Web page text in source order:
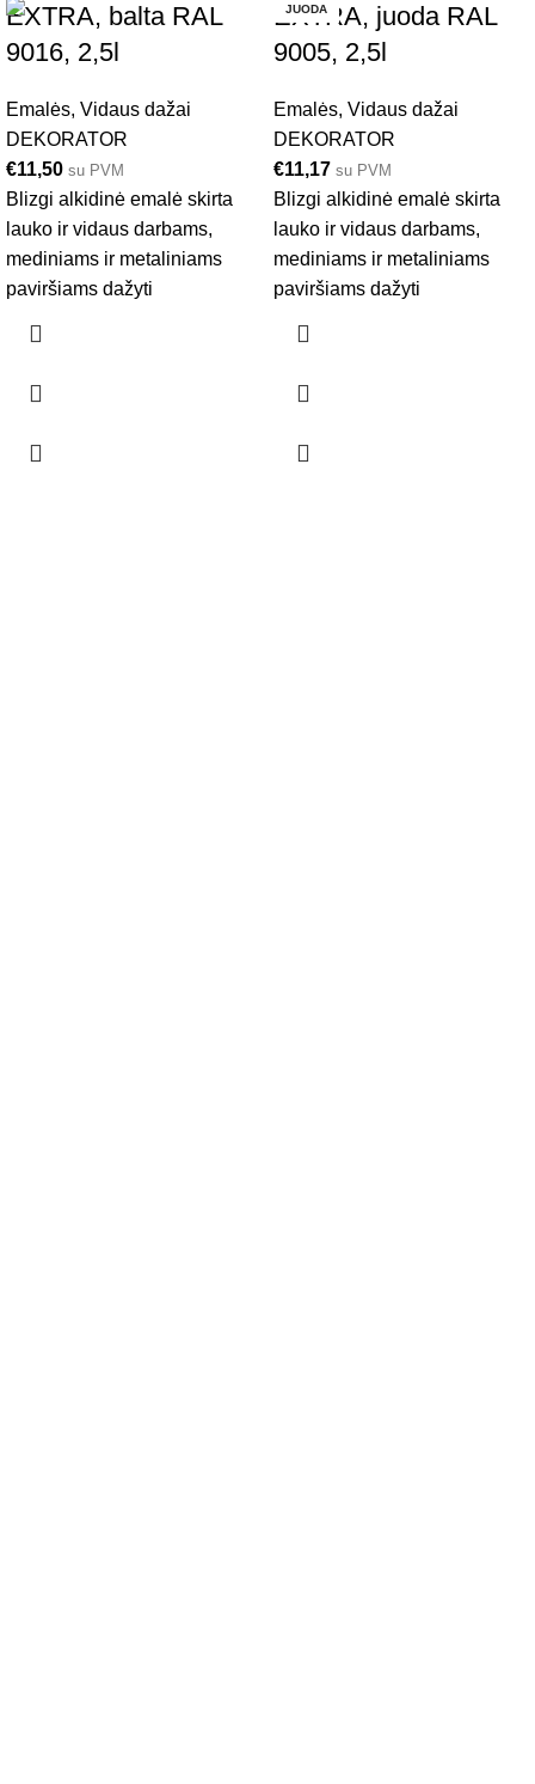
EXTRA, balta RAL
9016, 2,5l
Emalės, Vidaus dažai
DEKORATOR
€11,50 su PVM
Blizgi alkidinė emalė skirta
lauko ir vidaus darbams,
mediniams ir metaliniams
paviršiams dažyti
JUODA
EXTRA, juoda RAL
9005, 2,5l
Emalės, Vidaus dažai
DEKORATOR
€11,17 su PVM
Blizgi alkidinė emalė skirta
lauko ir vidaus darbams,
mediniams ir metaliniams
paviršiams dažyti